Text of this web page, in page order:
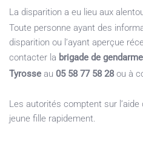
La disparition a eu lieu aux
Toute personne ayant des
disparition ou l’ayant aperçue
contacter la brigade de
Tyrosse au 05 58 77 58 28ou à
Les autorités comptent sur
jeune fille rapidement.